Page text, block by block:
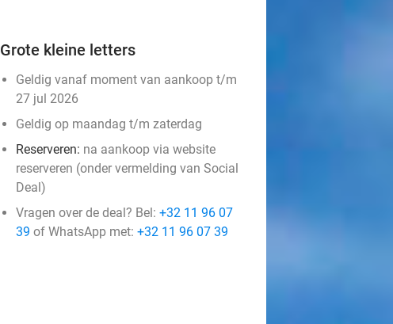
Grote kleine letters
Geldig vanaf moment van aankoop t/m
27 jul 2026
Geldig op maandag t/m zaterdag
Reserveren: na aankoop via website
reserveren (onder vermelding van Social
Deal)
Vragen over de deal? Bel: +32 11 96 07
39 of WhatsApp met: +32 11 96 07 39